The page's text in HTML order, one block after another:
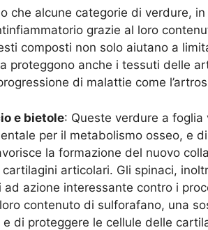
che alcune categorie di verdure,
grazie al loro
composti non solo aiutano a
proteggono anche i tessuti delle
di malattie come
e bietole: Queste verdure a
per il metabolismo osseo, e
la formazione del nuovo
articolari. Gli spinaci,
ad azione interessante contro i
contenuto di sulforafano, una
di proteggere le cellule delle